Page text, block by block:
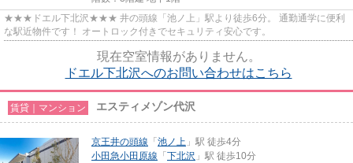
★★★ドエル下北沢★★★ 井の頭線「池ノ上」駅より徒歩6分。 通勤通学に便利
な駅近物件です！ オートロック付きでセキュリティ安心です。
現在空室情報がありません。
ドエル下北沢へのお問い合わせはこちら
賃貸｜マンション エスティメゾン代沢
京王井の頭線 「 池ノ上 」駅 徒歩4分
小田急小田原線 「 下北沢 」駅 徒歩10分